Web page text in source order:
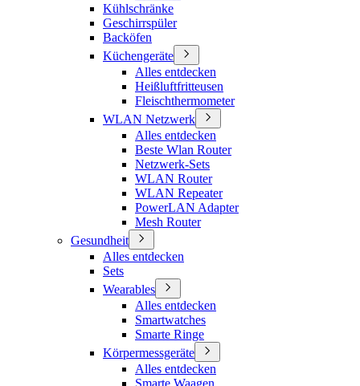
Kühlschränke
Geschirrspüler
Backöfen
Küchengeräte
Alles entdecken
Heißluftfritteusen
Fleischthermometer
WLAN Netzwerk
Alles entdecken
Beste Wlan Router
Netzwerk-Sets
WLAN Router
WLAN Repeater
PowerLAN Adapter
Mesh Router
Gesundheit
Alles entdecken
Sets
Wearables
Alles entdecken
Smartwatches
Smarte Ringe
Körpermessgeräte
Alles entdecken
Smarte Waagen